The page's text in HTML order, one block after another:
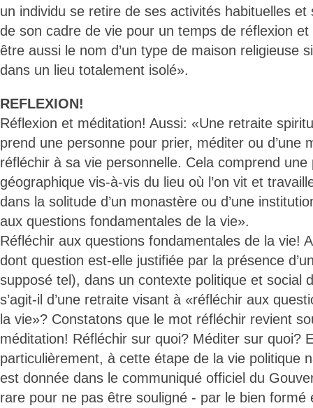
un individu se retire de ses activités habituelles et
de son cadre de vie pour un temps de réflexion
être aussi le nom d’un type de maison religieuse
dans un lieu totalement isolé».
REFLEXION!
Réflexion et méditation! Aussi: «Une retraite
prend une personne pour prier, méditer ou d’une
réfléchir à sa vie personnelle. Cela comprend une
géographique vis-à-vis du lieu où l’on vit et
dans la solitude d’un monastère ou d’une
aux questions fondamentales de la vie».
Réfléchir aux questions fondamentales de la vie!
dont question est-elle justifiée par la présence
supposé tel), dans un contexte politique et social
s’agit-il d’une retraite visant à «réfléchir aux
la vie»? Constatons que le mot réfléchir revient
méditation! Réfléchir sur quoi? Méditer sur quoi?
particulièrement, à cette étape de la vie politique
est donnée dans le communiqué officiel du
rare pour ne pas être souligné - par le bien formé